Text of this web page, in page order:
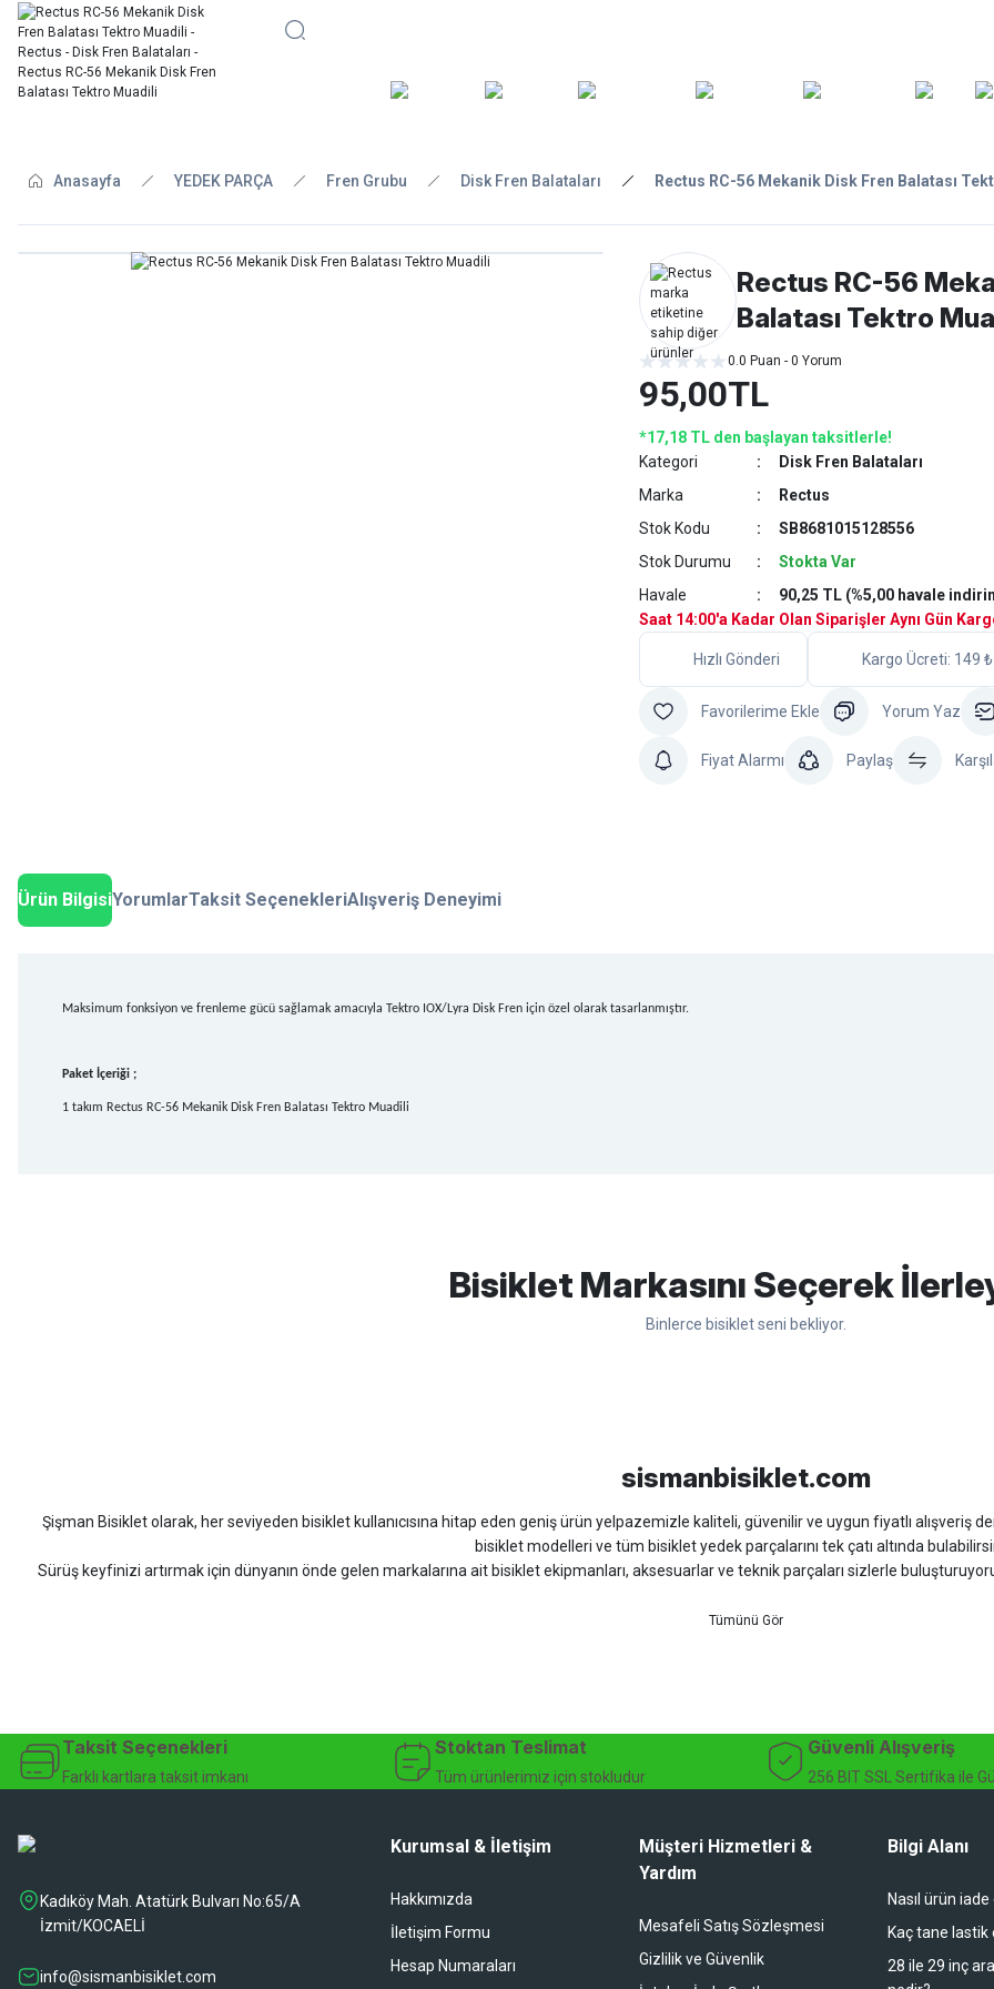
BİSİKLET AKSESUARLAR ASKI/TAŞIMA TAMİR/BAKIM
Anasayfa YEDEK PARÇA Fren Grubu Disk Fren Balataları Rectus RC-56 Mekanik Disk Fren Balatası
Rectus RC-56
Balatası Tektro
0.0 Puan - 0 Yorum
95,00TL
*17,18 TL den başlayan taksitlerle!
Kategori
Disk Fren Balataları
Marka
Rectus
Stok Kodu
SB8681015128556
Stok Durumu
Stokta Var
Havale
90,25 TL (%5,00 havale
Saat 14:00'a Kadar Olan Siparişler Aynı Gün
Hızlı Gönderi Kargo Ücreti: 149 ₺
Yorum Yaz
Fiyat Alarmı Paylaş
Ürün BilgisiYorumlarTaksit SeçenekleriAlışveriş Deneyimi
Maksimum fonksiyon ve frenleme gücü sağlamak amacıyla Tektro IOX/Lyra Disk Fren için özel olarak tasarlanmıştır.
Paket İçeriği ;
1 takım Rectus RC-56 Mekanik Disk Fren Balatası Tektro Muadili
Uygun olursa alacağım
Hüseyin Akıncı | 14/07/2026
A... A... | 01/07/2026
sipariş sonrası 2 iş gününde ürünler sorunsuz elime ulaştı ürünler kaliteli duruyor koltuk zaten full konfor
Bisiklet Markasını Seçerek
Binlerce bisiklet seni bekliyor.
sismanbisiklet.com
Şişman Bisiklet olarak, her seviyeden bisiklet kullanıcısına hitap eden geniş ürün yelpazemizle kaliteli, güvenilir ve uygun fiyatlı alışveriş
bisiklet modelleri ve tüm bisiklet yedek parçalarını tek çatı altında
Sürüş keyfinizi artırmak için dünyanın önde gelen markalarına ait bisiklet ekipmanları, aksesuarlar ve teknik parçaları sizlerle
Hızlı kargo, güvenli ödeme seçenekleri, satış sonrası teknik destek ve müşteri memnuniyeti odaklı hizmet anlayışımız
Taksit Seçenekleri
Farklı kartlara taksit imkanı
Stoktan Teslimat
Tüm ürünlerimiz için stokludur
Güvenli Alışveriş
256 BIT SSL Sertifika ile
Kadıköy Mah. Atatürk Bulvarı No:65/A
İzmit/KOCAELİ
info@sismanbisiklet.com
Kurumsal & İletişim
Hakkımızda
İletişim Formu
Hesap Numaraları
Müşteri Hizmetleri &
Yardım
Mesafeli Satış Sözleşmesi
Gizlilik ve Güvenlik
Bilgi Alanı
Nasıl ürün
Kaç tane lastik
28 ile 29 inç